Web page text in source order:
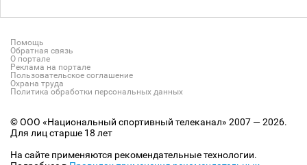
Помощь
Обратная связь
О портале
Реклама на портале
Пользовательское соглашение
Охрана труда
Политика обработки персональных данных
© ООО «Национальный спортивный телеканал» 2007 — 2026.
Для лиц старше 18 лет
На сайте применяются рекомендательные технологии.